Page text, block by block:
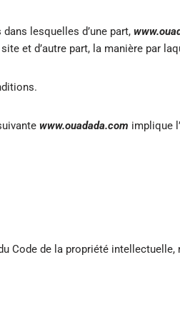
lesquelles d’une part,
et d’autre part, la manière par
www.ouadada.com implique
Code de la propriété